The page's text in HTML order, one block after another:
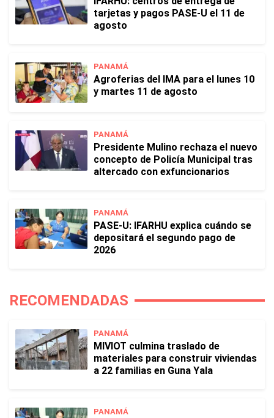
tarjetas y pagos PASE-U el 11 de
agosto
PANAMÁ
Agroferias del IMA para el lunes 10
y martes 11 de agosto
PANAMÁ
Presidente Mulino rechaza el nuevo
concepto de Policía Municipal tras
altercado con exfuncionarios
PANAMÁ
PASE-U: IFARHU explica cuándo se
depositará el segundo pago de
2026
RECOMENDADAS
PANAMÁ
MIVIOT culmina traslado de
materiales para construir viviendas
a 22 familias en Guna Yala
PANAMÁ